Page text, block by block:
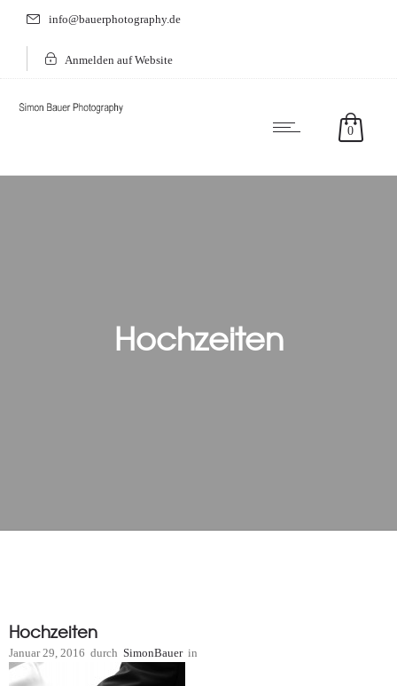
info@bauerphotography.de
Anmelden auf Website
0
Hochzeiten
Hochzeiten
Januar 29, 2016 durch SimonBauer in